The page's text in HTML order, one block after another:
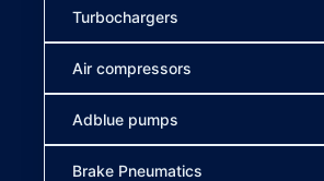
Turbochargers
Air compressors
Adblue pumps
Brake Pneumatics